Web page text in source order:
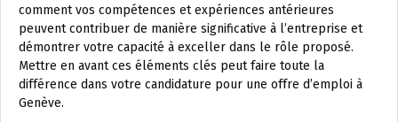
comment vos compétences et expériences antérieures
peuvent contribuer de manière significative à l’entreprise et
démontrer votre capacité à exceller dans le rôle proposé.
Mettre en avant ces éléments clés peut faire toute la
différence dans votre candidature pour une offre d’emploi à
Genève.